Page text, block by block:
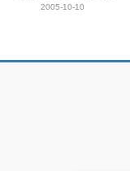
2005-10-10